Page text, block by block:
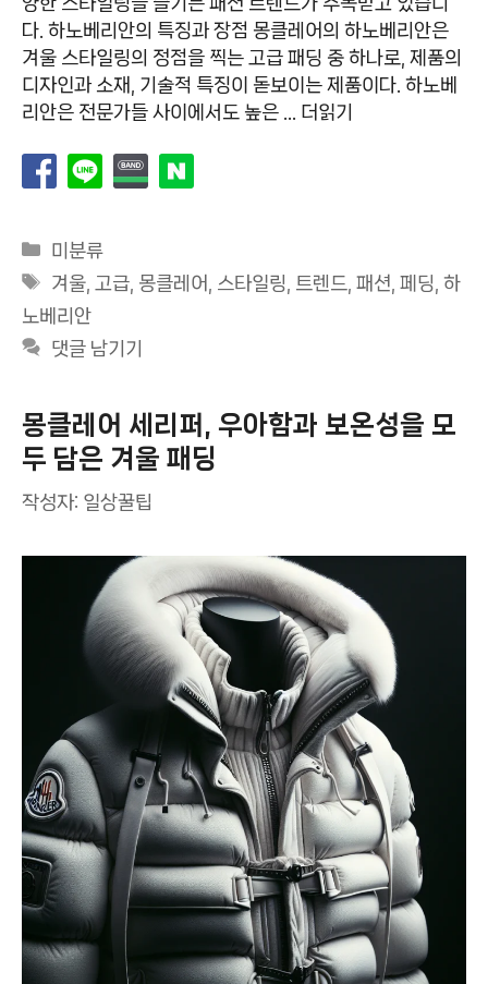
다. 하노베리안의 특징과 장점 몽클레어의 하노베리안은
겨울 스타일링의 정점을 찍는 고급 패딩 중 하나로, 제품의
디자인과 소재, 기술적 특징이 돋보이는 제품이다. 하노베
리안은 전문가들 사이에서도 높은 …
더읽기
카
테
리
미분류
태
그
겨울 고급 몽클레어 스타일링 트렌드 ,패션 ,페딩 ,하
노베리안
댓글 남기기
몽클레어 세리퍼, 우아함과 보온성을 모
두 담은 겨울 패딩
작성자: 일상꿀팁